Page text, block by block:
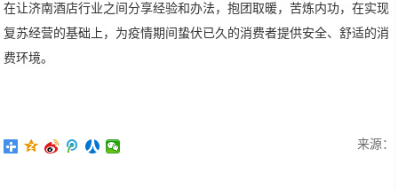
在让济南酒店行业之间分享经验和办法，抱团取暖，苦炼内功，在实现
复苏经营的基础上，为疫情期间蛰伏已久的消费者提供安全、舒适的消
费环境。
来源：